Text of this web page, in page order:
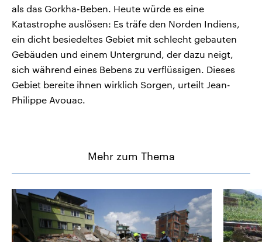
als das Gorkha-Beben. Heute würde es eine
Katastrophe auslösen: Es träfe den Norden Indiens,
ein dicht besiedeltes Gebiet mit schlecht gebauten
Gebäuden und einem Untergrund, der dazu neigt,
sich während eines Bebens zu verflüssigen. Dieses
Gebiet bereite ihnen wirklich Sorgen, urteilt Jean-
Philippe Avouac.
Mehr zum Thema